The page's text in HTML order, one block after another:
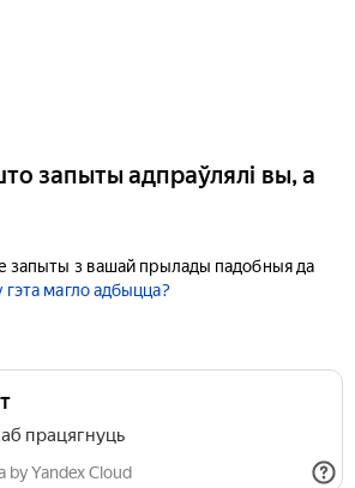
запыты адпраўлялі вы, а
запыты з вашай прылады падобныя да
магло адбыцца?
працягнуць
by Yandex Cloud